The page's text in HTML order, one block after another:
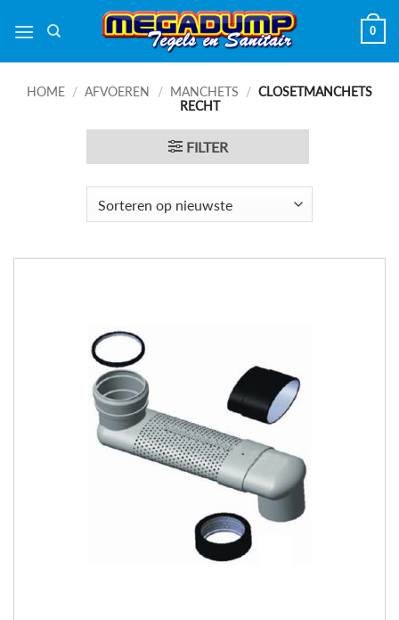
naar
0
HOME / AFVOEREN / MANCHETS / CLOSETMANCHETS
RECHT
FILTER